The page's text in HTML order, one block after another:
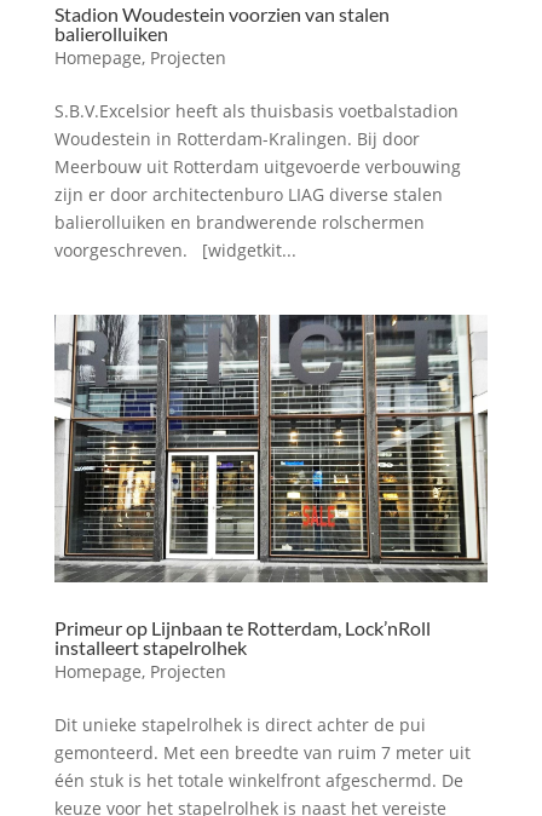
Stadion Woudestein voorzien van stalen
balierolluiken
Homepage, Projecten
S.B.V.Excelsior heeft als thuisbasis voetbalstadion
Woudestein in Rotterdam-Kralingen. Bij door
Meerbouw uit Rotterdam uitgevoerde verbouwing
zijn er door architectenburo LIAG diverse stalen
balierolluiken en brandwerende rolschermen
voorgeschreven. [widgetkit...
Primeur op Lijnbaan te Rotterdam, Lock’nRoll
installeert stapelrolhek
Homepage, Projecten
Dit unieke stapelrolhek is direct achter de pui
gemonteerd. Met een breedte van ruim 7 meter uit
één stuk is het totale winkelfront afgeschermd. De
keuze voor het stapelrolhek is naast het vereiste